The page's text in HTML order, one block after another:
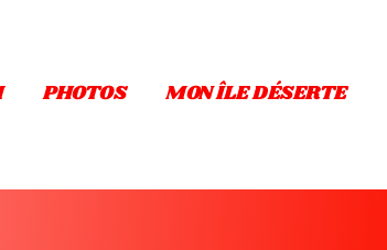
PHOTOS MON ÎLE DÉSERTE